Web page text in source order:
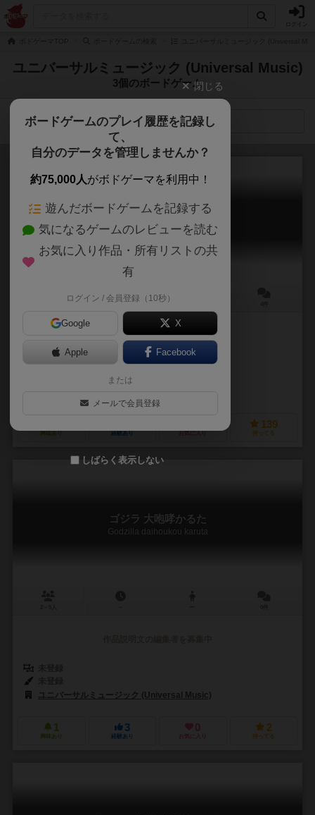
ユニバーサルミュージック (Universal Music)
3個のボードゲーム
検索メニュー
HUNTER×HUNTER 軍儀
HUNTER×HUNTER Gungi
作品説明文の編集者を募集中
未登録
興味あり 経験あり
139
持ってる
ゴジラ 大咆哮かるた
Godzilla daihoukou karuta
ユニバーサルミュージック (Universal Music)
1
興味あり
3
経験あり
0
お気に入り
2
持ってる
閉じる
ボードゲームのプレイ履歴を記録し
て、
自分のデータを管理しませんか？
約75,000人がボドゲーマを利用中！
遊んだボードゲームを記録する
気になるゲームのレビューを読む
お気に入り作品・所有リストの共
有
ログイン / 会員登録（10秒）
Google X
Apple Facebook
または
メールで会員登録
しばらく表示しない